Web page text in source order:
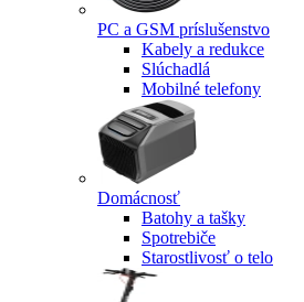
PC a GSM príslušenstvo
Kabely a redukce
Slúchadlá
Mobilné telefony
Domácnosť
Batohy a tašky
Spotrebiče
Starostlivosť o telo